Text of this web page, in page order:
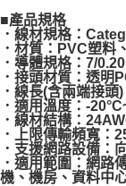
■產品規格
．線材規格：
．材質：PVC塑料
．導體規格：7/
．接頭材質：透明
．線長(含兩端接頭
．適用溫度：-
．線材結構：
．上限傳輸頻寬：
．支援網路設備：
．適用範圍：網路
機、機房、資料中